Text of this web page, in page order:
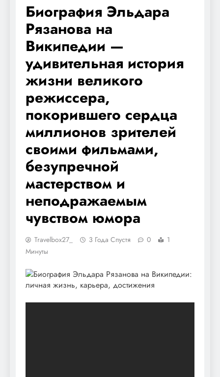
Биография Эльдара
Рязанова на
Википедии —
удивительная история
жизни великого
режиссера,
покорившего сердца
миллионов зрителей
своими фильмами,
безупречной
мастерством и
неподражаемым
чувством юмора
Travelbox27_ 3 Года Спустя 0
1
Минуты